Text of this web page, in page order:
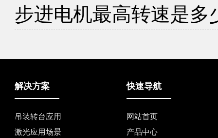
步进电机最高转速是多
解决方案
吊装转台应用
激光应用场景
快速导航
网站首页
产品中心